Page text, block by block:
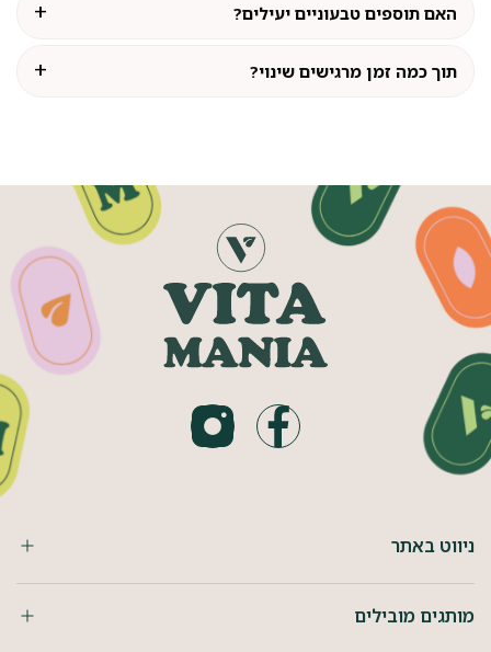
האם תוספים טבעוניים יעילים?
תוך כמה זמן מרגישים שינוי?
ניווט באתר
מותגים מובילים